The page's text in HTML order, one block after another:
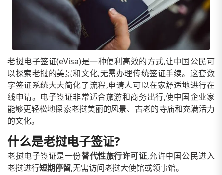
老挝电子签证(eVisa)是一种便利高效的方式,让中国公民可
以探索老挝的美景和文化,无需办理传统签证手续。这套数
字签证系统大大简化了流程,申请人可以在家舒适地进行在
线申请。电子签证非常适合旅游和商务出行,使中国企业家
能够更轻松地探索老挝美丽的风景、古老的寺庙和充满活力
的文化。
什么是老挝电子签证?
老挝电子签证是一份替代性旅行许可证,允许中国公民进入
老挝进行短期停留,无需访问老挝大使馆或领事馆。